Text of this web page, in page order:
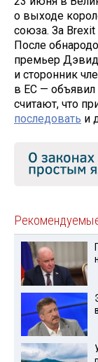
о выходе
союза. За Brexit
После
премьер
и сторонник
в ЕС — объявил
считают, что
последовать и